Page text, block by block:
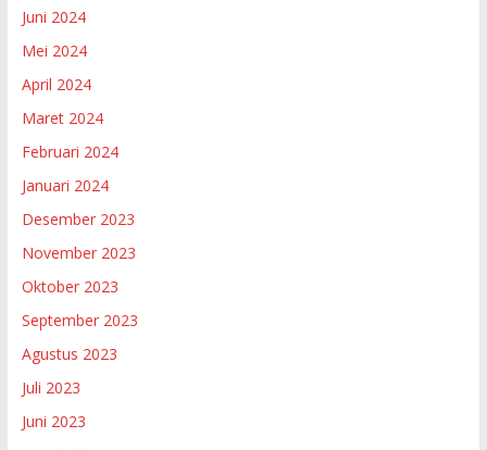
Juni 2024
Mei 2024
April 2024
Maret 2024
Februari 2024
Januari 2024
Desember 2023
November 2023
Oktober 2023
September 2023
Agustus 2023
Juli 2023
Juni 2023